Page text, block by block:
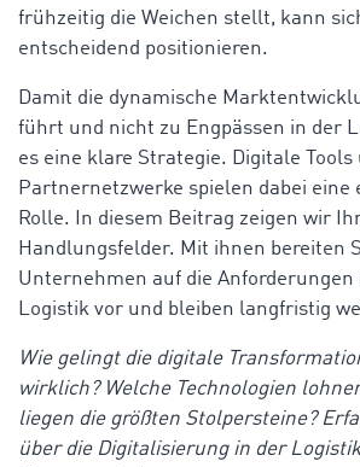
frühzeitig die Weichen stellt, kann
entscheidend positionieren.
Damit die dynamische
führt und nicht zu Engpässen in der
es eine klare Strategie. Digitale Tools
Partnernetzwerke spielen dabei eine
Rolle. In diesem Beitrag zeigen wir
Handlungsfelder. Mit ihnen bereiten
Unternehmen auf die Anforderungen
Logistik vor und bleiben langfristig
Wie gelingt die digitale
wirklich? Welche Technologien
liegen die größten Stolpersteine?
über die Digitalisierung in der